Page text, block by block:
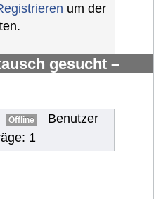
um der
gesucht –
Offline
Benutzer
1